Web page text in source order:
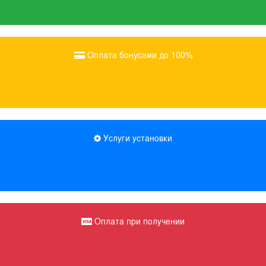
Оплата бонусами до 100%
Услуги установки
Оплата при получении